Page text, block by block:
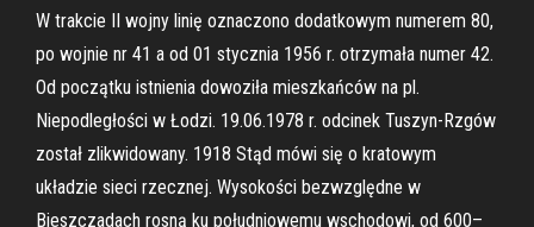
W trakcie II wojny linię oznaczono dodatkowym numerem 80,
po wojnie nr 41 a od 01 stycznia 1956 r. otrzymała numer 42.
Od początku istnienia dowoziła mieszkańców na pl.
Niepodległości w Łodzi. 19.06.1978 r. odcinek Tuszyn-Rzgów
został zlikwidowany. 1918 Stąd mówi się o kratowym
układzie sieci rzecznej. Wysokości bezwzględne w
Bieszczadach rosną ku południowemu wschodowi, od 600–